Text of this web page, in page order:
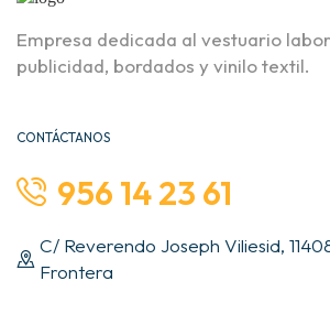
Empresa dedicada al vestuario
publicidad, bordados y vinilo textil.
CONTÁCTANOS
956 14 23 61
C/ Reverendo Joseph Viliesid,
Frontera